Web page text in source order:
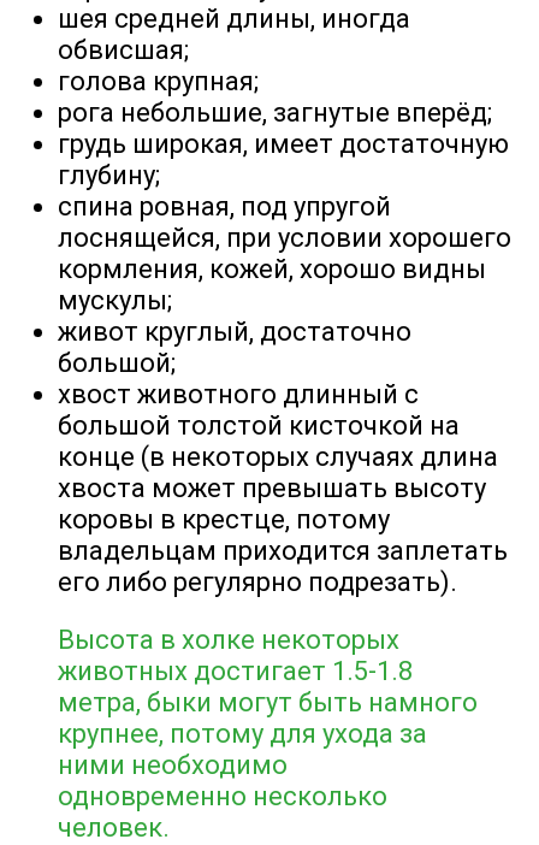
шея средней длины, иногда
обвисшая;
голова крупная;
рога небольшие, загнутые вперёд;
грудь широкая, имеет достаточную
глубину;
спина ровная, под упругой
лоснящейся, при условии хорошего
кормления, кожей, хорошо видны
мускулы;
живот круглый, достаточно
большой;
хвост животного длинный с
большой толстой кисточкой на
конце (в некоторых случаях длина
хвоста может превышать высоту
коровы в крестце, потому
владельцам приходится заплетать
его либо регулярно подрезать).
Высота в холке некоторых
животных достигает 1.5-1.8
метра, быки могут быть намного
крупнее, потому для ухода за
ними необходимо
одновременно несколько
человек.